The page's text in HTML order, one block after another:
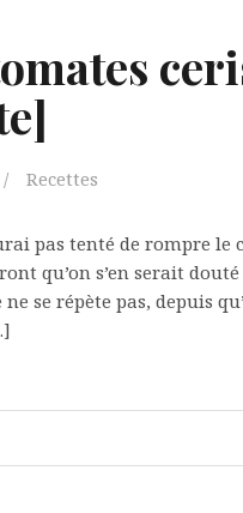
Recettes
pas tenté de rompre le
qu’on s’en serait
se répète pas, depuis